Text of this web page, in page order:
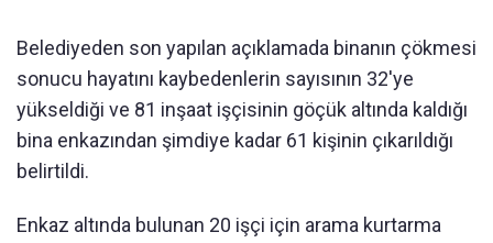
Belediyeden son yapılan açıklamada binanın çökmesi
sonucu hayatını kaybedenlerin sayısının 32'ye
yükseldiği ve 81 inşaat işçisinin göçük altında kaldığı
bina enkazından şimdiye kadar 61 kişinin çıkarıldığı
belirtildi.
Enkaz altında bulunan 20 işçi için arama kurtarma